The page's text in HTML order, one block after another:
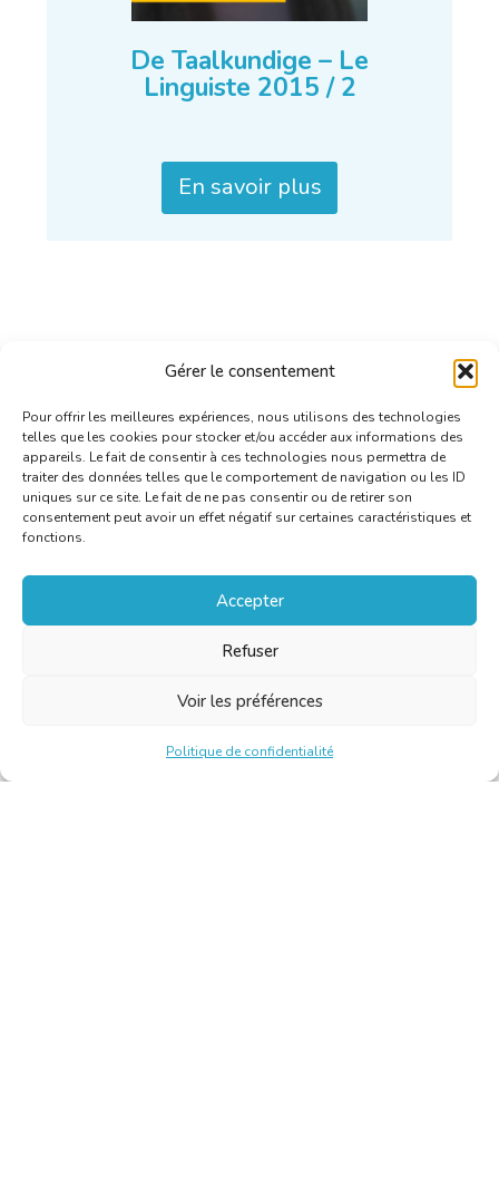
Gérer le consentement
Pour offrir les meilleures expériences, nous utilisons des technologies
telles que les cookies pour stocker et/ou accéder aux informations des
appareils. Le fait de consentir à ces technologies nous permettra de
traiter des données telles que le comportement de navigation ou les ID
uniques sur ce site. Le fait de ne pas consentir ou de retirer son
consentement peut avoir un effet négatif sur certaines caractéristiques et
fonctions.
Accepter
Refuser
Voir les préférences
Politique de confidentialité
De Taalkundige – Le
Linguiste 2015 / 2
En savoir plus